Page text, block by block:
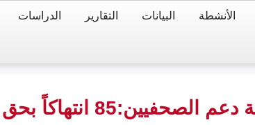
الأنشطة البيانات التقارير الدراسات
لجنة دعم